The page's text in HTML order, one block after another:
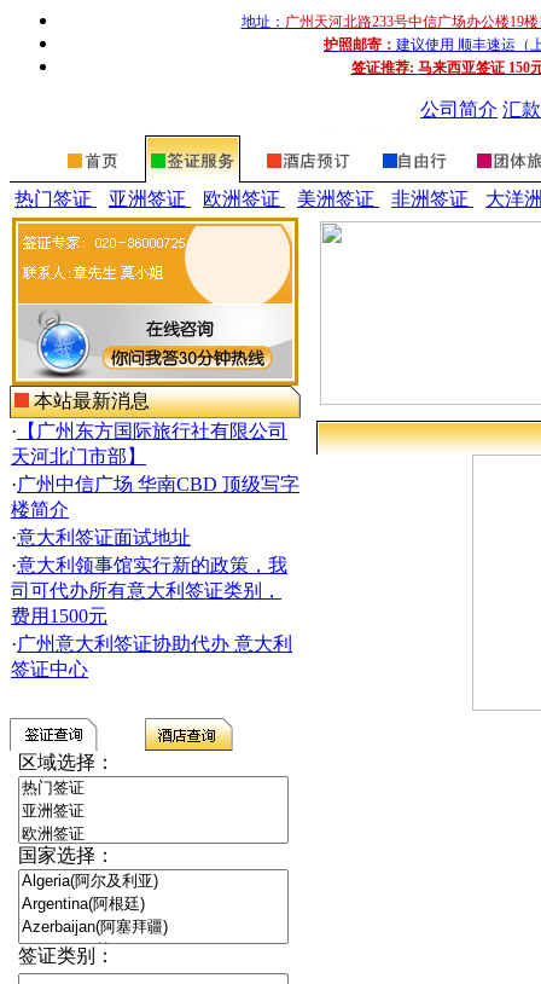
地址： 广州天河北路233号中信广场办公楼19
护照邮寄： 建议使用 顺丰速运（
签证推荐: 马来西亚签证 150
公司简介 汇
热门签证 亚洲签证 欧洲签证 美洲签证 非洲签证 大洋
本站最新消息
· 【广州东方国际旅行社有限公司
天河北门市部】
·广州中信广场 华南CBD 顶级写字
楼简介
·意大利签证面试地址
·意大利领事馆实行新的政策，我
司可代办所有意大利签证类别，
费用1500元
·广州意大利签证协助代办 意大利
签证中心
区域选择：
国家选择：
签证类别：